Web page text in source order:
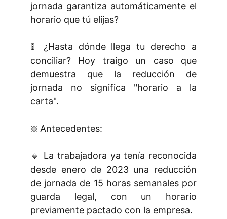
jornada garantiza automáticamente el
horario que tú elijas?
🚦 ¿Hasta dónde llega tu derecho a
conciliar? Hoy traigo un caso que
demuestra que la reducción de
jornada no significa "horario a la
carta".
❇️ Antecedentes:
🔸 La trabajadora ya tenía reconocida
desde enero de 2023 una reducción
de jornada de 15 horas semanales por
guarda legal, con un horario
previamente pactado con la empresa.